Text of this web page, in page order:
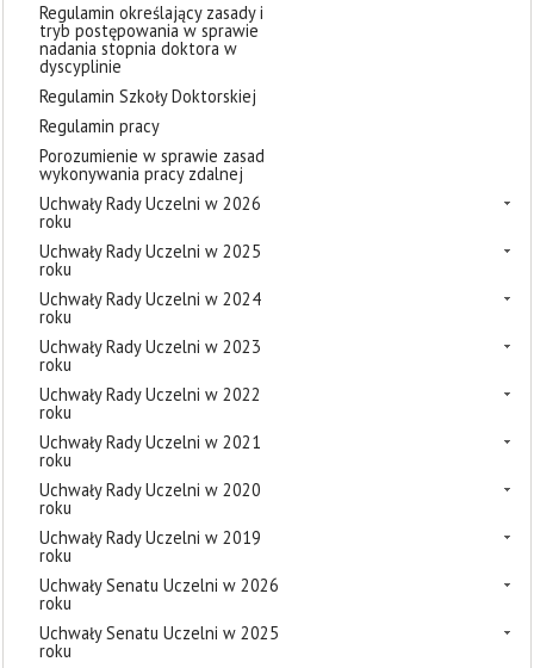
Regulamin określający zasady i
tryb postępowania w sprawie
nadania stopnia doktora w
dyscyplinie
Regulamin Szkoły Doktorskiej
Regulamin pracy
Porozumienie w sprawie zasad
wykonywania pracy zdalnej
Uchwały Rady Uczelni w 2026
roku
Uchwały Rady Uczelni w 2025
roku
Uchwały Rady Uczelni w 2024
roku
Uchwały Rady Uczelni w 2023
roku
Uchwały Rady Uczelni w 2022
roku
Uchwały Rady Uczelni w 2021
roku
Uchwały Rady Uczelni w 2020
roku
Uchwały Rady Uczelni w 2019
roku
Uchwały Senatu Uczelni w 2026
roku
Uchwały Senatu Uczelni w 2025
roku